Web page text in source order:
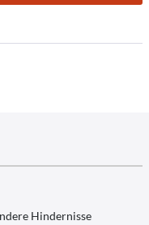
Hindernisse